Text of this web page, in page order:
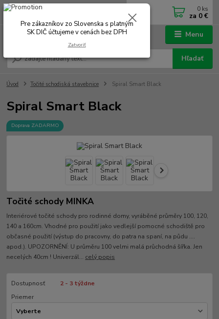
Menu
Hľadať
0902 180 499
0 ks
za 0 €
Úvod Točité schodiská stavebnice Spiral Smart Black
Spiral Smart Black
Doprava ZADARMO
Točité schody MINKA
Interiérové točité schody pro rodinné domy, vyráběné průměry 100, 120,
140 a 160cm. Vhodné pro použití jako vedlejší pomocné schodiště pro
občasné použití (výstup do pracovny, do patra na spaní, na půdu ....
apod.). UPOZORNĚNÍ: U průměru 100 velmi malá průchodná šířka. Jen
necelých 40cm ! Univerzál... celý popis
Dostupnosť
2 - 3 týždne
Priemer
Pre zákazníkov zo Slovenska s platným
SK DIČ účtujeme v cenách bez DPH
Zatvoriť